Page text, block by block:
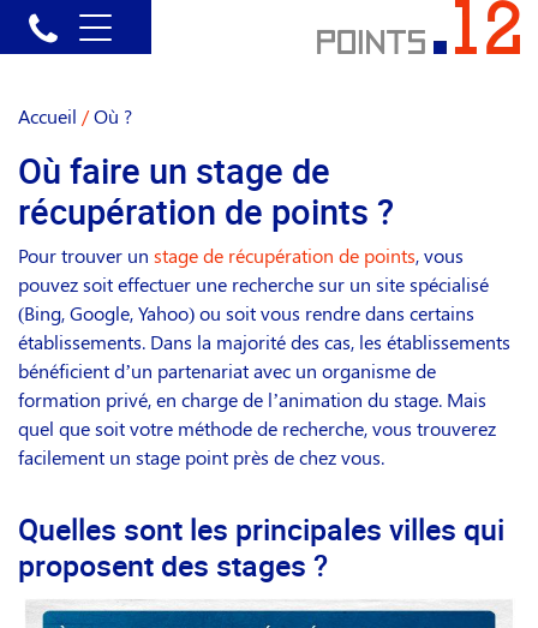
Accueil /Où ?
Où faire un stage de
récupération de points ?
Pour trouver un stage de récupération de points, vous
pouvez soit effectuer une recherche sur un site spécialisé
(Bing, Google, Yahoo) ou soit vous rendre dans certains
établissements. Dans la majorité des cas, les établissements
bénéficient d’un partenariat avec un organisme de
formation privé, en charge de l’animation du stage. Mais
quel que soit votre méthode de recherche, vous trouverez
facilement un stage point près de chez vous.
Quelles sont les principales villes qui
proposent des stages ?